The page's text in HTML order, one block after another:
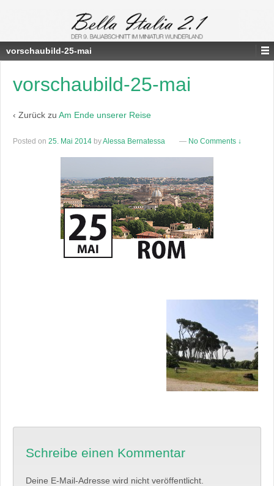
vorschaubild-25-mai
vorschaubild-25-mai
‹ Zurück zu Am Ende unserer Reise
Posted on 25. Mai 2014 byAlessa Bernatessa — No Comments ↓
Schreibe einen Kommentar
Deine E-Mail-Adresse wird nicht veröffentlicht.